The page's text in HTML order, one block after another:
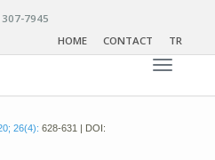
7945
HOME
CONTACT TR
Toggle
26(4): 628-631 | DOI: